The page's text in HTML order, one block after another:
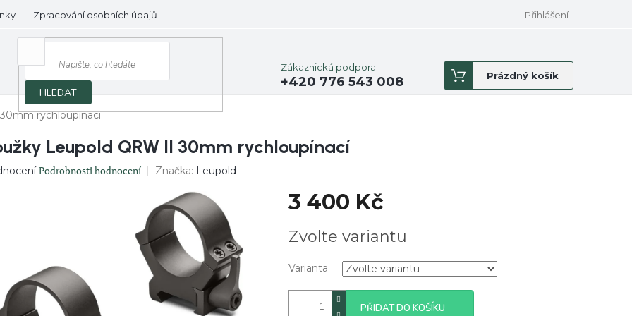
Zpracování osobních údajů Přihlášení
HLEDAT
Zákaznická podpora:
+420 776 543 008
Nákupní
košík
Prázdný košík
rychloupínací
Leupold QRW II 30mm rychloupínací
Podrobnosti hodnocení Značka: Leupold
3 400 Kč
cena:
Zvolte variantu
Varianta
PŘIDAT DO KOŠÍKU